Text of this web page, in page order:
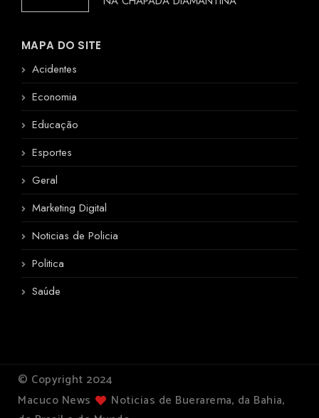
MAPA DO SITE
Acidentes
Economia
Educação
Esportes
Geral
Marketing Digital
Noticias de Policia
Politica
Saúde
© Copyright 2024
Macuco News
Noticias de Buerarema, da Bahia,